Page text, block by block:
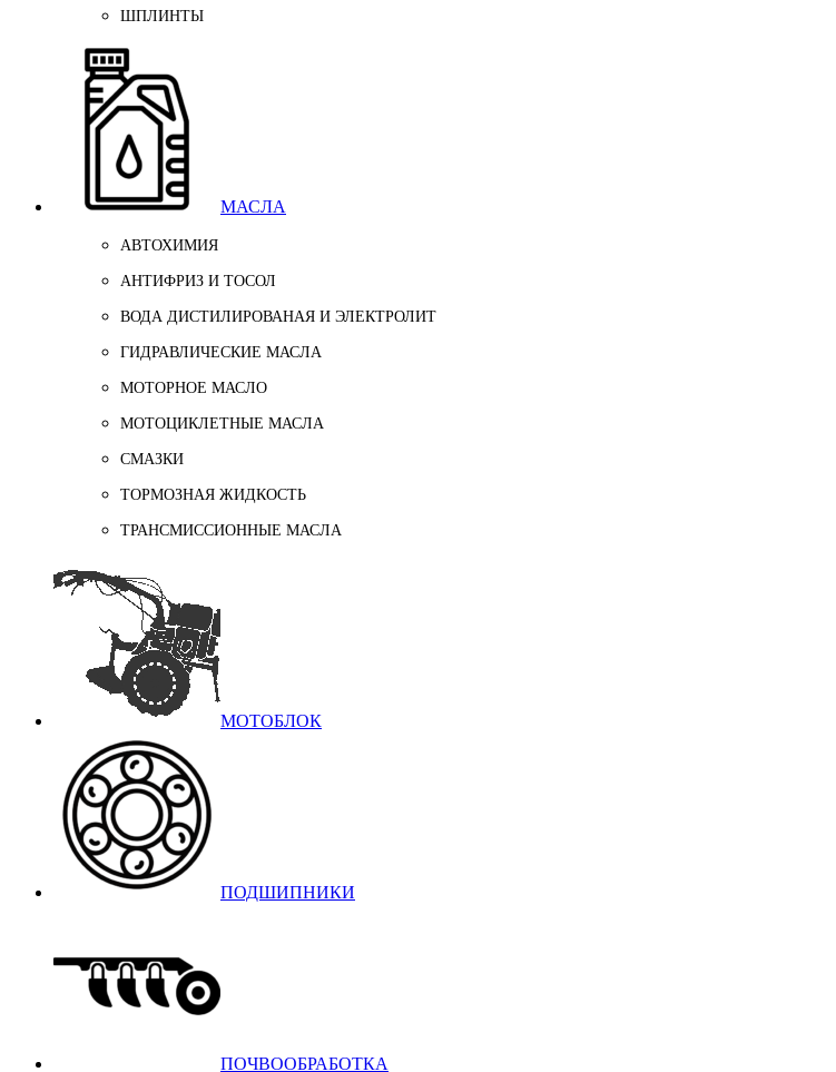
ШПЛИНТЫ
МАСЛА
АВТОХИМИЯ
АНТИФРИЗ И ТОСОЛ
ВОДА ДИСТИЛИРОВАНАЯ И ЭЛЕКТРОЛИТ
ГИДРАВЛИЧЕСКИЕ МАСЛА
МОТОРНОЕ МАСЛО
МОТОЦИКЛЕТНЫЕ МАСЛА
СМАЗКИ
ТОРМОЗНАЯ ЖИДКОСТЬ
ТРАНСМИССИОННЫЕ МАСЛА
МОТОБЛОК
ПОДШИПНИКИ
ПОЧВООБРАБОТКА